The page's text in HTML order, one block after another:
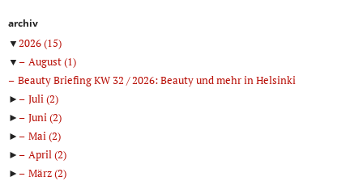
archiv
▼ 2026(15)
▼
August(1)
Beauty Briefing KW 32 / 2026: Beauty und mehr in Helsinki
►
Juli (2)
►
Juni (2)
►
Mai (2)
►
April (2)
►
März(2)